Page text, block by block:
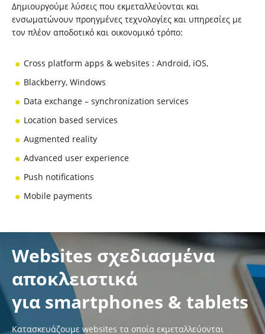
Δημιουργούμε λύσεις που εκμεταλλεύονται και
ενσωματώνουν προηγμένες τεχνολογίες και υπηρεσίες με
τον πλέον αποδοτικό και οικονομικό τρόπο:
Cross platform apps & websites : Android, iOS,
Blackberry, Windows
Data exchange – synchronization services
Location based services
Augmented reality
Advanced user experience
Push notifications
Mobile payments
Websites σχεδιασμένα
αποκλειστικά
για smartphones & tablets
Κατασκευάζουμε websites τα οποία εκμεταλλεύονται